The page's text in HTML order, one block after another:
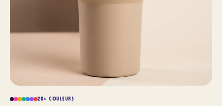
20+ COULEURS